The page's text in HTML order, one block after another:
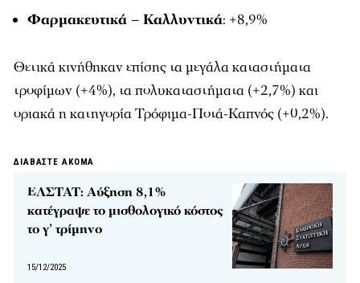
Φαρμακευτικά – Καλλυντικά: +8,9%
Θετικά κινήθηκαν επίσης τα μεγάλα καταστήματα
τροφίμων (+4%), τα πολυκαταστήματα (+2,7%) και
οριακά η κατηγορία Τρόφιμα-Ποτά-Καπνός (+0,2%).
ΔΙΑΒΑΣΤΕ ΑΚΟΜΑ
ΕΛΣΤΑΤ: Αύξηση 8,1%
κατέγραψε το μισθολογικό κόστος
το γ’ τρίμηνο
15/12/2025